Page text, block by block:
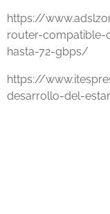
https://
router-compatible-
hasta-72-gbps/
https://
desarrollo-del-